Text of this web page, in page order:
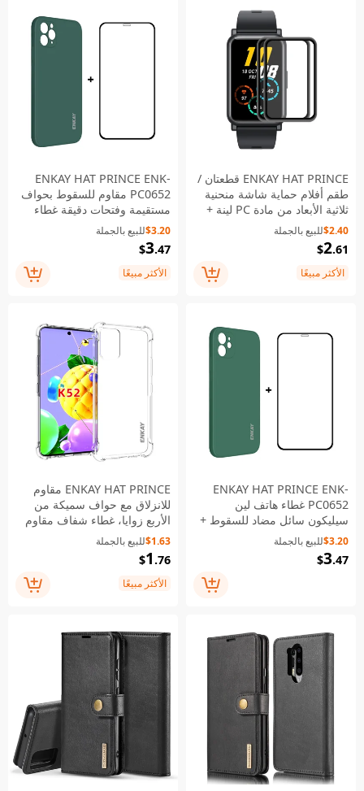
ENKAY HAT PRINCE قطعتان /
طقم أفلام حماية شاشة منحنية
ثلاثية الأبعاد من مادة PC لينة +
PMMA تغطية كاملة بدقة عالية
لهاتف Honor Watch ES
$2.40للبيع بالجملة
$2.61
الأكثر مبيعًا
ENKAY HAT PRINCE ENK-
PC0652 مقاوم للسقوط بحواف
مستقيمة وفتحات دقيقة غطاء
هاتف من السيليكون اللين السائل
+ واقي شاشة زجاجي مقوى
ملصق بالكامل للشاشة لهاتف
$3.20للبيع بالجملة
$3.47
الأكثر مبيعًا
ENKAY HAT PRINCE ENK-
PC0652 غطاء هاتف لين
سيليكون سائل مضاد للسقوط +
واقي شاشة زجاجي مقوى
$3.20للبيع بالجملة
$3.47
ENKAY HAT PRINCE مقاوم
للانزلاق مع حواف سميكة من
الأربع زوايا، غطاء شفاف مقاوم
لهاتف LG K52 / K62 / Q52 /
K62+
$1.63للبيع بالجملة
$1 .76
الأكثر مبيعًا